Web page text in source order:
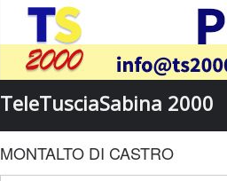
TeleTusciaSabina 2000
MONTALTO DI CASTRO